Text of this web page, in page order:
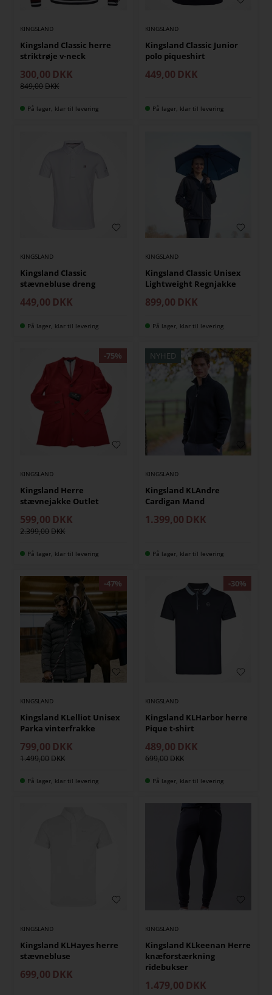
KINGSLAND
Kingsland Classic herre
striktrøje v-neck
300,00 DKK
849,00
På lager, klar til levering
KINGSLAND
Kingsland Classic Junior
polo piqueshirt
449,00 DKK
På lager, klar til levering
KINGSLAND
Kingsland Classic
stævnebluse dreng
449,00 DKK
På lager, klar til levering
KINGSLAND
Kingsland Classic Unisex
Lightweight Regnjakke
899,00 DKK
På lager, klar til levering
KINGSLAND
Kingsland Herre
stævnejakke Outlet
599,00 DKK
2.399,00
På lager, klar til levering
NYHED
KINGSLAND
Kingsland KLAndre
Cardigan Mand
1.399,00 DKK
På lager, klar til levering
KINGSLAND
Kingsland KLelliot Unisex
Parka vinterfrakke
799,00 DKK
1.499,00
På lager, klar til levering
KINGSLAND
Kingsland KLHarbor herre
Pique t-shirt
489,00 DKK
699,00
På lager, klar til levering
KINGSLAND
Kingsland KLHayes herre
stævnebluse
699,00 DKK
KINGSLAND
Kingsland KLkeenan Herre
knæforstærkning
ridebukser
1.479,00 DKK